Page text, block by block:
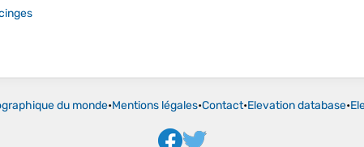
du monde•Mentions légales•Contact•Elevation database•